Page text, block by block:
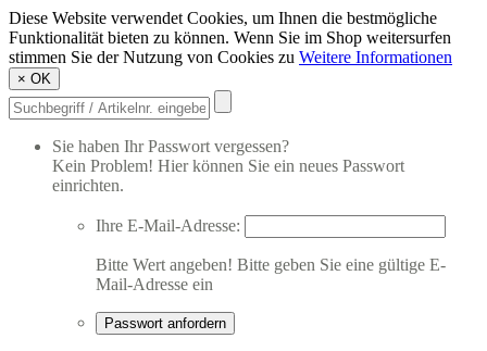
Diese Website verwendet Cookies, um Ihnen die bestmögliche
Funktionalität bieten zu können. Wenn Sie im Shop weitersurfen
stimmen Sie der Nutzung von Cookies zu Weitere Informationen
× OK
Sie haben Ihr Passwort vergessen?
Kein Problem! Hier können Sie ein neues Passwort
einrichten.
Ihre E-Mail-Adresse:
Bitte Wert angeben! Bitte geben Sie eine gültige E-
Mail-Adresse ein
Passwort anfordern